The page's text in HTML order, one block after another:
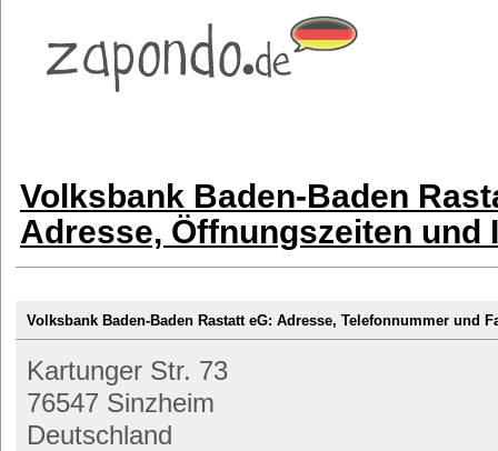
Volksbank Baden-Baden
Adresse, Öffnungszeiten und
Volksbank Baden-Baden Rastatt eG: Adresse, Telefonnummer und
Kartunger Str. 73
76547 Sinzheim
Deutschland